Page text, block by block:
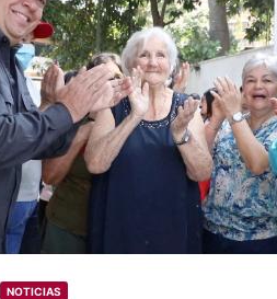
NOTICIAS